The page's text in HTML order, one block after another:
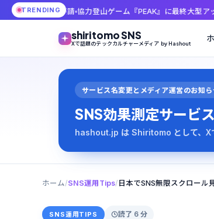
TRENDING
要請 協力登山ゲーム『PEAK』に最終大型アップデート「
shiritomo SNS
Xで話題のテックカルチャーメディア by Hashout
サービス名変更とメディア運営のお知ら
SNS効果測定サービ
hashout.jp は Shiritomo として、X
ホーム/SNS運用Tips/ 日本でSNS無限スクロール
SNS運用TIPS 読了 6 分